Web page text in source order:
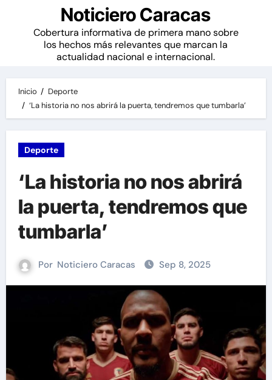
Noticiero Caracas
Cobertura informativa de primera mano sobre
los hechos más relevantes que marcan la
actualidad nacional e internacional.
Inicio
Deporte
‘La historia no nos abrirá la puerta, tendremos que tumbarla’
Deporte
‘La historia no nos abrirá
la puerta, tendremos que
tumbarla’
Por Noticiero Caracas Sep 8, 2025